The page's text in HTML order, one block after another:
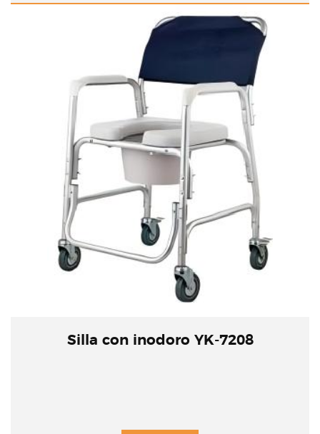
Silla con inodoro YK-7208